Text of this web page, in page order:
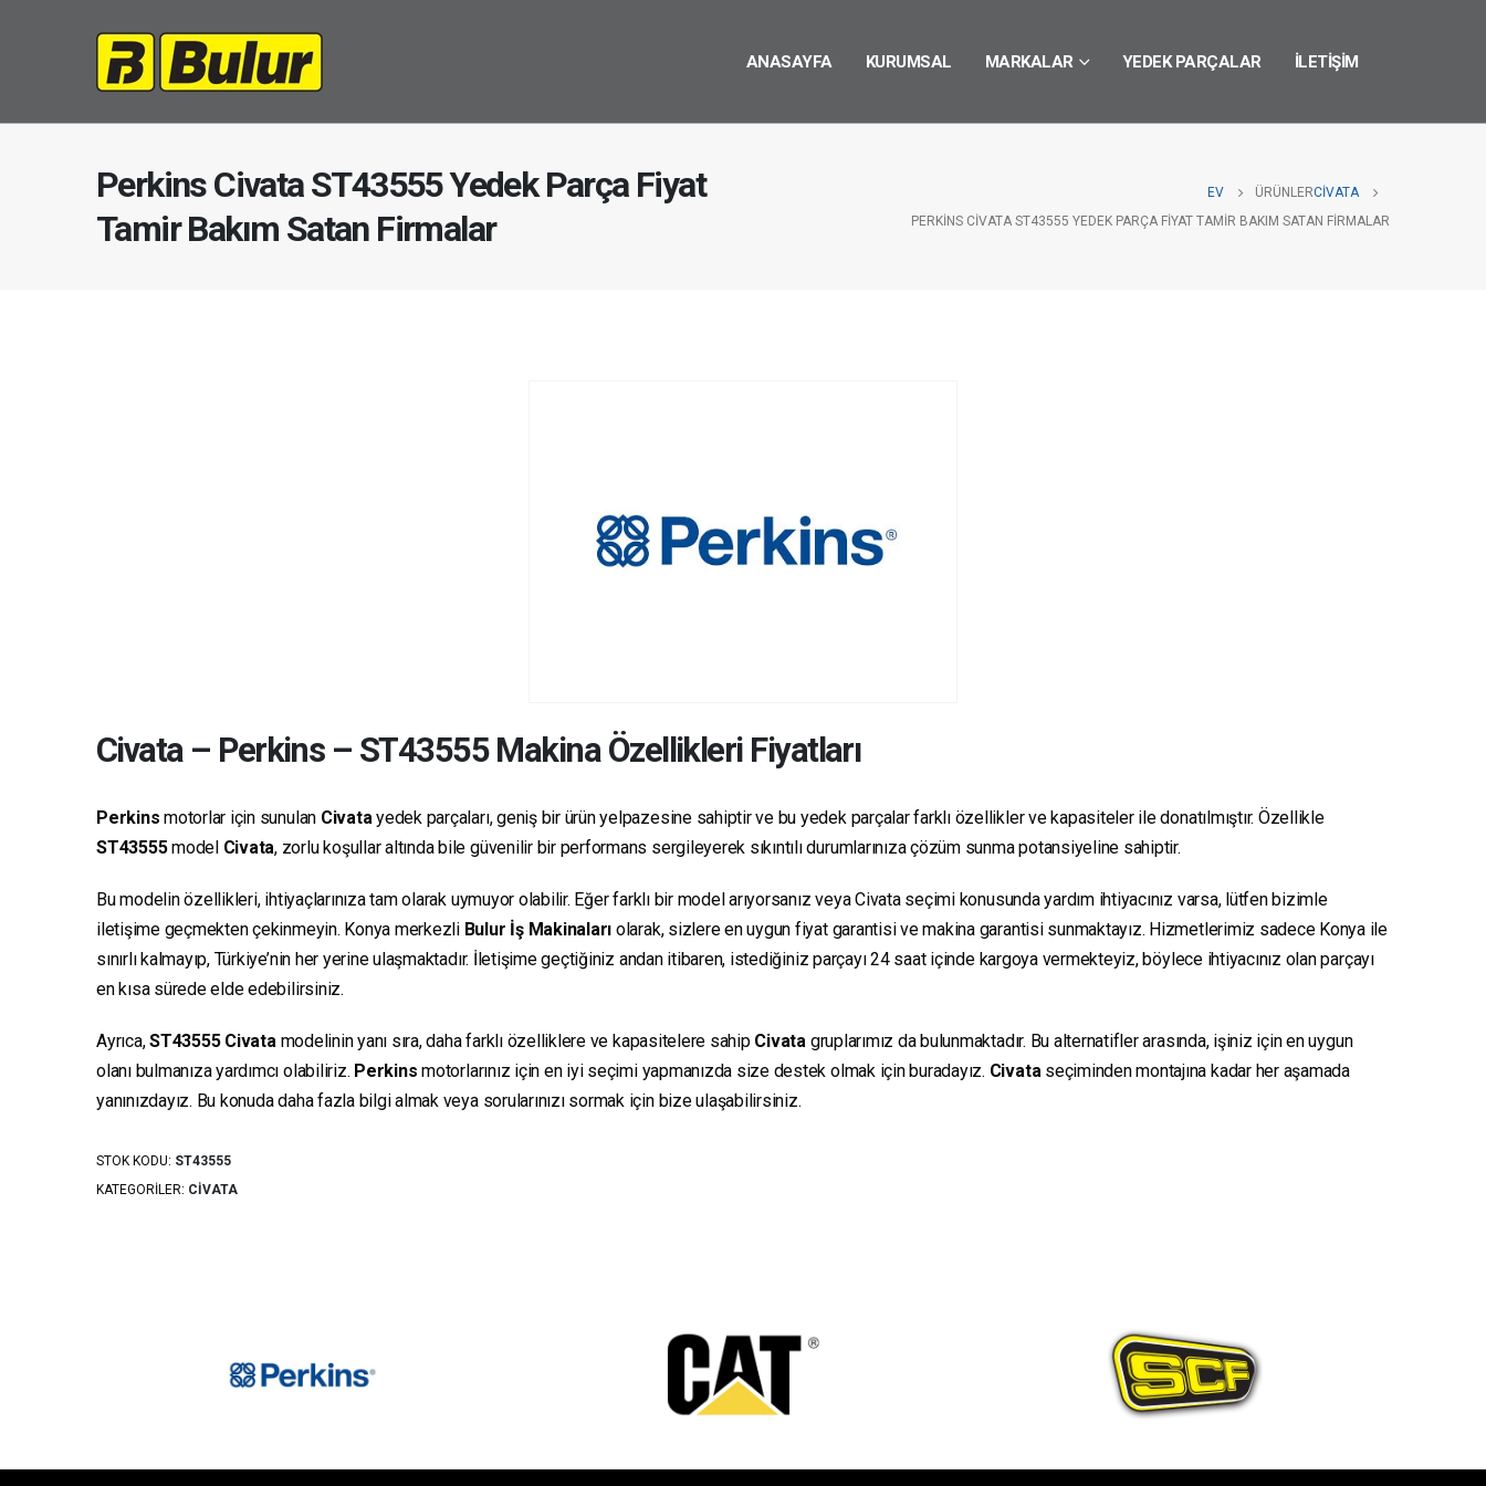
ANASAYFA KURUMSAL MARKALAR YEDEK PARÇALAR İLETIŞIM
Perkins Civata ST43555 Yedek Parça Fiyat
Tamir Bakım Satan Firmalar
EV ÜRÜNLERCIVATA
PERKINS CIVATA ST43555 YEDEK PARÇA FIYAT TAMIR BAKIM SATAN FIRMALAR
Civata– Perkins– ST43555Makina Özellikleri Fiyatları
Perkins motorlar için sunulan Civata yedek parçaları, geniş bir ürün yelpazesine sahiptir ve bu yedek parçalar farklı özellikler ve kapasiteler ile donatılmıştır. Özellikle
ST43555model Civata, zorlu koşullar altında bile güvenilir bir performans sergileyerek sıkıntılı durumlarınıza çözüm sunma potansiyeline sahiptir.
Bu modelin özellikleri, ihtiyaçlarınıza tam olarak uymuyor olabilir. Eğer farklı bir model arıyorsanız veya Civata seçimi konusunda yardım ihtiyacınız varsa, lütfen bizimle
iletişime geçmekten çekinmeyin. Konya merkezli Bulur İş Makinaları olarak, sizlere en uygun fiyat garantisi ve makina garantisi sunmaktayız. Hizmetlerimiz sadece Konya ile
sınırlı kalmayıp, Türkiye’nin her yerine ulaşmaktadır. İletişime geçtiğiniz andan itibaren, istediğiniz parçayı 24 saat içinde kargoya vermekteyiz, böylece ihtiyacınız olan parçayı
en kısa sürede elde edebilirsiniz.
Ayrıca,ST43555 Civata modelinin yanı sıra, daha farklı özelliklere ve kapasitelere sahip Civata gruplarımız da bulunmaktadır. Bu alternatifler arasında, işiniz için en uygun
olanı bulmanıza yardımcı olabiliriz. Perkins motorlarınız için en iyi seçimi yapmanızda size destek olmak için buradayız. Civata seçiminden montajına kadar her aşamada
yanınızdayız. Bu konuda daha fazla bilgi almak veya sorularınızı sormak için bize ulaşabilirsiniz.
STOK KODU: ST43555
KATEGORILER: CIVATA